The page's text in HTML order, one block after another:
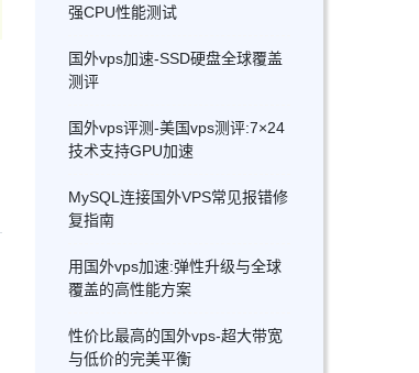
强CPU性能测试
国外vps加速-SSD硬盘全球覆盖
测评
国外vps评测-美国vps测评:7×24
技术支持GPU加速
MySQL连接国外VPS常见报错修
复指南
用国外vps加速:弹性升级与全球
覆盖的高性能方案
性价比最高的国外vps-超大带宽
与低价的完美平衡